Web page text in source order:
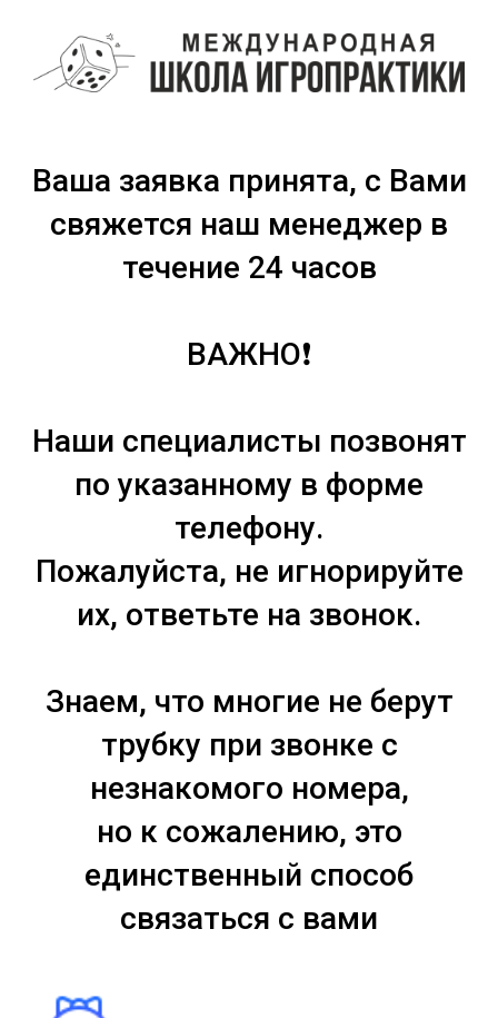
Ваша заявка принята, с Вами
свяжется наш менеджер в
течение 24 часов
ВАЖНО❗
Наши специалисты позвонят
по указанному в форме
телефону.
Пожалуйста, не игнорируйте
их, ответьте на звонок.
Знаем, что многие не берут
трубку при звонке с
незнакомого номера,
но к сожалению, это
единственный способ
связаться с вами